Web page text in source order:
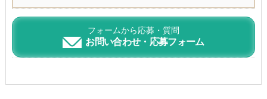
フォームから応募・質問
お問い合わせ・応募フォーム